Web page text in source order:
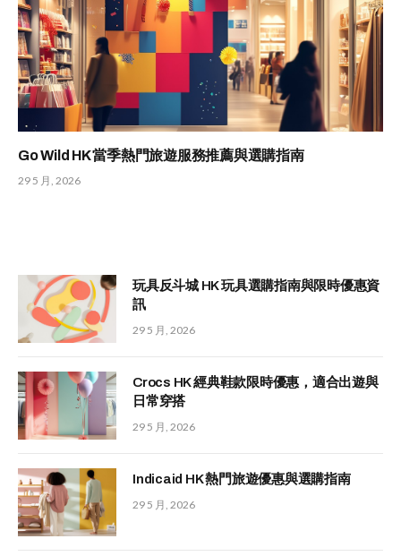
Go Wild HK 當季熱門旅遊服務推薦與選購指南
29 5 月, 2026
玩具反斗城 HK 玩具選購指南與限時優惠資
訊
29 5 月, 2026
Crocs HK 經典鞋款限時優惠，適合出遊與
日常穿搭
29 5 月, 2026
Indicaid HK 熱門旅遊優惠與選購指南
29 5 月, 2026